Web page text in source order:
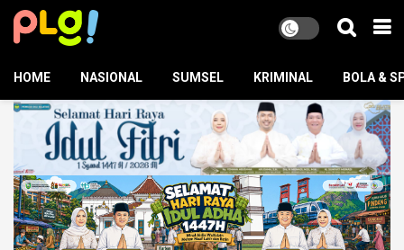
HOME NASIONAL SUMSEL KRIMINAL BOLA &